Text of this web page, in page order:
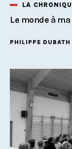
LA
Le monde à ma
PHILIPPE DUBATH